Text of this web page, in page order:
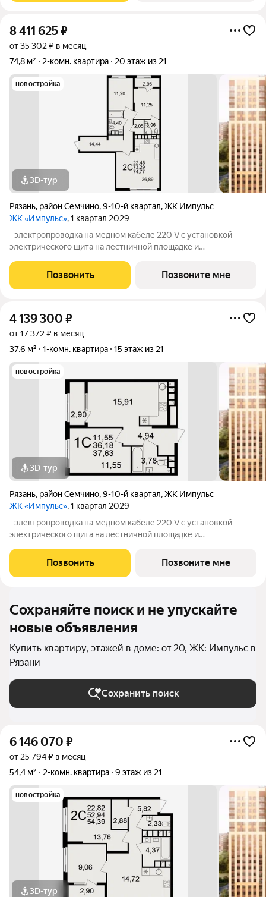
8 411 625₽
от 35 302 ₽ в месяц
74,8 м²
2-комн. квартира 20 этаж из 21
новостройка
3D-тур
Рязань, район Семчино,9-10-й квартал,ЖК Импульс
ЖК «Импульс», 1 квартал 2029
- электропроводка на медном кабеле 220 V с установкой
электрического щита на лестничной площадке и
стен, кроме стен лоджий, откосов дверных и оконных
проемов, ниш прохождения стояков
Позвонить Позвоните мне
4 139 300 ₽
от 17 372 ₽ в месяц
37,6 м²
1-комн. квартира 15 этаж из 21
новостройка
3D-тур
Рязань, район Семчино,9-10-й квартал,ЖК Импульс
ЖК «Импульс», 1 квартал 2029
- электропроводка на медном кабеле 220 V с установкой
электрического щита на лестничной площадке и
стен, кроме стен лоджий, откосов дверных и оконных
проемов, ниш прохождения стояков
Позвонить Позвоните мне
Сохраняйте поиск и не упускайте
новые объявления
Купить квартиру, этажей в доме: от 20, ЖК: Импульс в
Рязани
Сохранить поиск
6 146 070 ₽
от 25 794 ₽ в месяц
54,4 м²
2-комн. квартира 9 этаж из 21
новостройка
3D-тур